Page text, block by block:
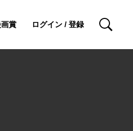
賞 ログイン / 登録 検索